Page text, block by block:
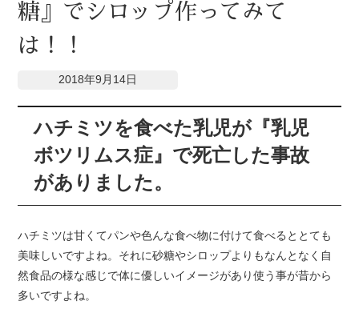
糖』でシロップ作ってみて
は！！
2018年9月14日
ハチミツを食べた乳児が『乳児
ボツリムス症』で死亡した事故
がありました。
ハチミツは甘くてパンや色んな食べ物に付けて食べるととても
美味しいですよね。それに砂糖やシロップよりもなんとなく自
然食品の様な感じで体に優しいイメージがあり使う事が昔から
多いですよね。